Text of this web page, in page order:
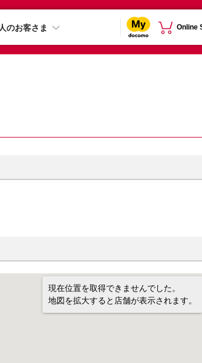
のお客さま Online
現在位置を取得できませんでした。
地図を拡大すると店舗が表示されます。